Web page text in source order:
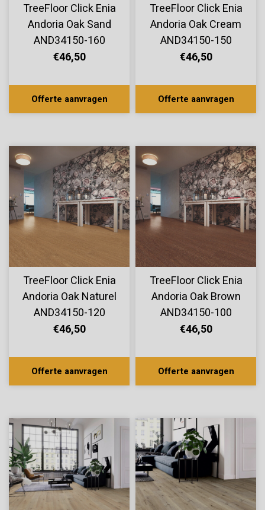
TreeFloor Click Enia
Andoria Oak Sand
AND34150-160
€46,50
Offerte aanvragen
TreeFloor Click Enia
Andoria Oak Cream
AND34150-150
€46,50
Offerte aanvragen
TreeFloor Click Enia
Andoria Oak Naturel
AND34150-120
€46,50
Offerte aanvragen
TreeFloor Click Enia
Andoria Oak Brown
AND34150-100
€46,50
Offerte aanvragen